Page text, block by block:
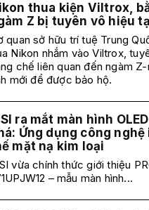
thua kiện Viltrox,
Z bị tuyên vô hiệu
quan sở hữu trí tuệ Trung
Nikon nhắm vào Viltrox,
chế liên quan đến ngàm
mới để được bảo hộ.
ra mắt màn hình
Ứng dụng công
mặt nạ kim loại
vừa chính thức giới thiệu
– mẫu màn hình...